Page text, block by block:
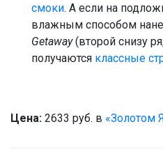
смоки. А если на
влажным способом
Getaway(второй снизу
получаются классные
Цена: 2633 руб. в «Золотом